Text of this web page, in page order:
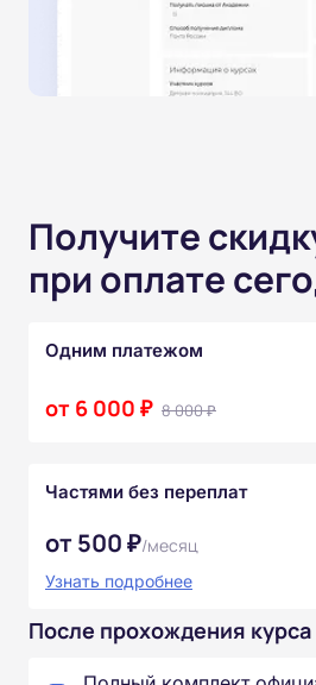
Получите
при оплате
Одним платежом
от 6 000 ₽ 8 000 ₽
Частями без переплат
от 500 ₽/месяц
Узнать подробнее
После прохождения